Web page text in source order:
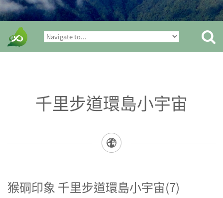
千里步道環島小宇宙
猴硐印象 千里步道環島小宇宙(7)